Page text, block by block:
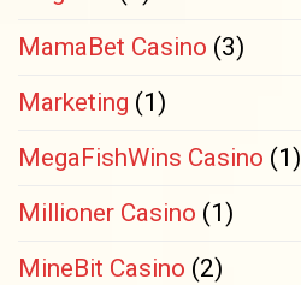
MamaBet Casino (3)
Marketing (1)
MegaFishWins Casino (1)
Millioner Casino (1)
MineBit Casino (2)